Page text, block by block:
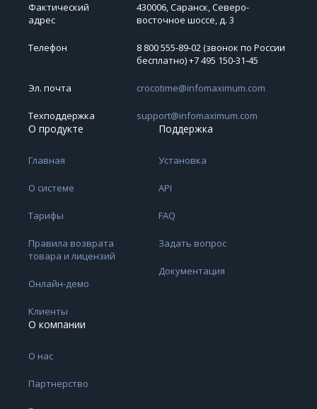
Фактический
адрес
430006, Саранск, Северо-
восточное шоссе, д. 3
Телефон
8 800 555-89-02 (звонок по России
бесплатно) +7 495 150‑31‑45
Эл. почта crocotime@infomaximum.com
Техподдержка support@infomaximum.com
О продукте
Главная
О системе
Тарифы
Правила возврата
товара и лицензий
Онлайн-демо
Клиенты
Поддержка
Установка
API
FAQ
Задать вопрос
Документация
О компании
О нас
Партнерство